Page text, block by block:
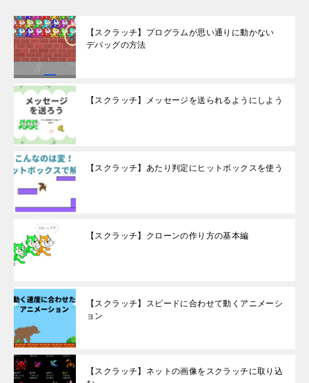
【スクラッチ】プログラムが思い通りに動かない
デバッグの方法
【スクラッチ】メッセージを送られるようにしよう
【スクラッチ】あたり判定にヒットボックスを使う
【スクラッチ】クローンの作り方の基本編
【スクラッチ】スピードに合わせて動くアニメーシ
ョン
【スクラッチ】ネットの画像をスクラッチに取り込